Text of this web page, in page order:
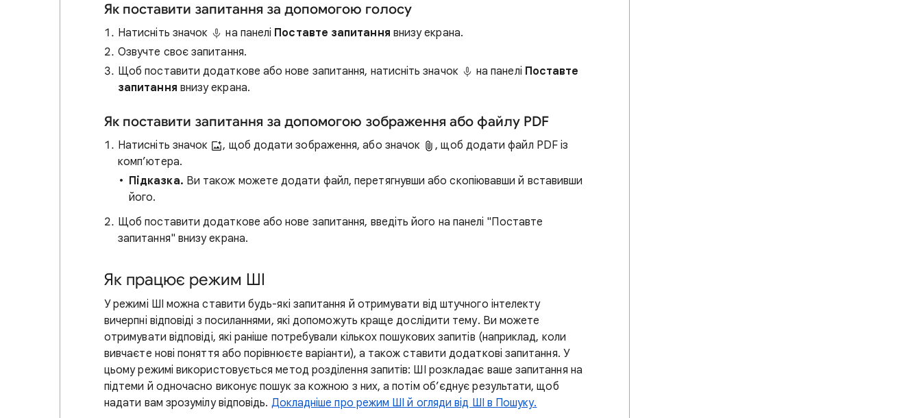
Як поставити запитання за допомогою голосу
Натисніть значок на панелі Поставте запитання внизу екрана.
Озвучте своє запитання.
Щоб поставити додаткове або нове запитання, натисніть значок
на панелі Поставте
запитання внизу екрана.
Як поставити запитання за допомогою зображення або файлу PDF
Натисніть значок , щоб додати зображення, або значок
, щоб додати файл PDF із
комп’ютера.
Підказка. Ви також можете додати файл, перетягнувши або скопіювавши й вставивши
його.
Щоб поставити додаткове або нове запитання, введіть його на панелі "Поставте
запитання" внизу екрана.
Як працює режим ШІ
У режимі ШІ можна ставити будь-які запитання й отримувати від штучного інтелекту
вичерпні відповіді з посиланнями, які допоможуть краще дослідити тему. Ви можете
отримувати відповіді, які раніше потребували кількох пошукових запитів (наприклад, коли
вивчаєте нові поняття або порівнюєте варіанти), а також ставити додаткові запитання. У
цьому режимі використовується метод розділення запитів: ШІ розкладає ваше запитання на
підтеми й одночасно виконує пошук за кожною з них, а потім об’єднує результати, щоб
надати вам зрозумілу відповідь. Докладніше про режим ШІ й огляди від ШІ в Пошуку.